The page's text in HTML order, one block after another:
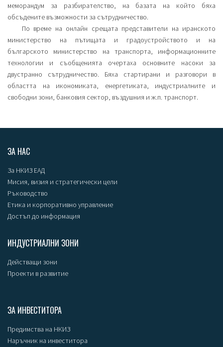
меморандум за разбирателство, на базата на който бяха
обсъдените възможности за сътрудничество.
По време на онлайн срещата представители на иранското
министерство на пътищата и градоустройството и на
българското министерство на транспорта, информационните
технологии и съобщенията очертаха основните насоки за
двустранно сътрудничество. Бяха стартирани и разговори в
областта на икономиката, енергетиката, индустриалните и
свободни зони, банковия сектор, въздушния и ж.п. транспорт.
ЗА НАС
За НКИЗ ЕАД
Мисия, визия и стратегически цели
Ръководство
Етика и корпоративно управление
Достъп до информация
ИНДУСТРИАЛНИ ЗОНИ
Действащи зони
Проекти в развитие
ЗА ИНВЕСТИТОРА
Предимства на НКИЗ
Наръчник на инвеститора